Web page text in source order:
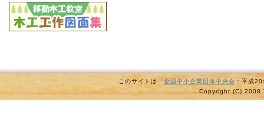
このサイトは「全国中小企業団体中央会 ：平成
Copyright (C) 2008